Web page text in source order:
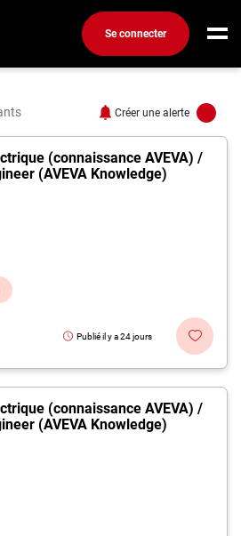
Se connecter
Créer une alerte
pour
(connaissance AVEVA) /
(AVEVA Knowledge)
Publié il y a 24 jours
(connaissance AVEVA) /
(AVEVA Knowledge)